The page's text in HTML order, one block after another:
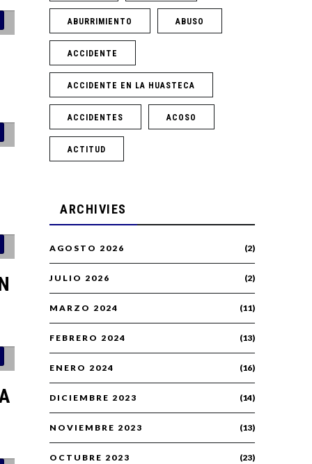
ABURRIMIENTO ABUSO
ACCIDENTE
ACCIDENTE EN LA HUASTECA
ACCIDENTES ACOSO
ACTITUD
ARCHIVIES
AGOSTO 2026 (2)
JULIO 2026 (2)
MARZO 2024 (11)
FEBRERO 2024 (13)
ENERO 2024 (16)
DICIEMBRE 2023 (14)
NOVIEMBRE 2023 (13)
OCTUBRE 2023 (23)